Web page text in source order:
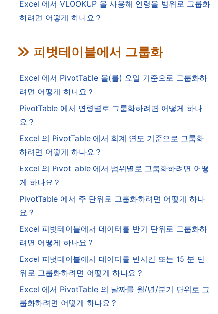
Excel 에서 VLOOKUP 을 사용해 연령을 범위로 그룹화
하려면 어떻게 하나요？
피벗테이블에서 그룹화
Excel 에서 PivotTable 을(를) 요일 기준으로 그룹화하
려면 어떻게 하나요？
PivotTable 에서 연령별로 그룹화하려면 어떻게 하나
요？
Excel 의 PivotTable 에서 회계 연도 기준으로 그룹화
하려면 어떻게 하나요？
Excel 의 PivotTable 에서 범위별로 그룹화하려면 어떻
게 하나요？
PivotTable 에서 주 단위로 그룹화하려면 어떻게 하나
요？
Excel 피벗테이블에서 데이터를 반기 단위로 그룹화하
려면 어떻게 하나요？
Excel 피벗테이블에서 데이터를 반시간 또는 15 분 단
위로 그룹화하려면 어떻게 하나요？
Excel 에서 PivotTable 의 날짜를 월/년/분기 단위로 그
룹화하려면 어떻게 하나요？